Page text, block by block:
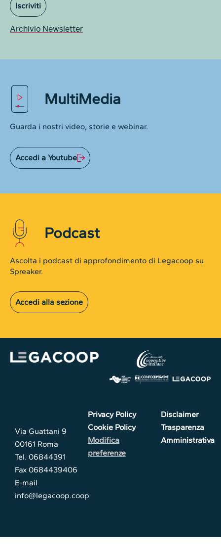
Iscriviti
Archivio Newsletter
MultiMedia
Guarda i nostri video, storie e webinar.
Accedi a Youtube
Podcast
Ascolta i podcast di approfondimento di Legacoop su
Spreaker.
Accedi alla sezione
Via Guattani 9
00161 Roma
Tel. 06844391
Fax 0684439406
E-mail
info@legacoop.coop
Privacy Policy
Cookie Policy
Modifica
preferenze
Disclaimer
Trasparenza
Amministrativa